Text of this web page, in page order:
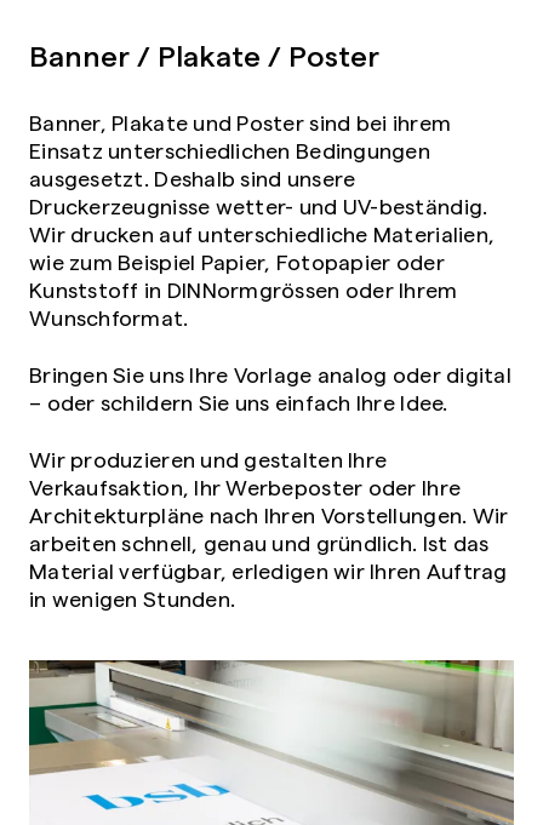
Banner / Plakate / Poster
Banner, Plakate und Poster sind bei ihrem
Einsatz unterschiedlichen Bedingungen
ausgesetzt. Deshalb sind unsere
Druckerzeugnisse wetter- und UV-beständig.
Wir drucken auf unterschiedliche Materialien,
wie zum Beispiel Papier, Fotopapier oder
Kunststoff in DINNormgrössen oder Ihrem
Wunschformat.
Bringen Sie uns Ihre Vorlage analog oder digital
– oder schildern Sie uns einfach Ihre Idee.
Wir produzieren und gestalten Ihre
Verkaufsaktion, Ihr Werbeposter oder Ihre
Architekturpläne nach Ihren Vorstellungen. Wir
arbeiten schnell, genau und gründlich. Ist das
Material verfügbar, erledigen wir Ihren Auftrag
in wenigen Stunden.